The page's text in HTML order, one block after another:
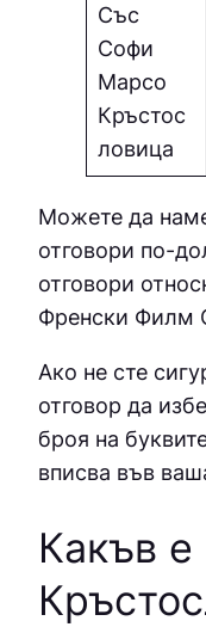
Със
Софи
Марсо
Кръстос
ловица
Можете да
отговори по-
отговори
Френски Филм
Ако не сте
отговор да
броя на
вписва във
Какъв е